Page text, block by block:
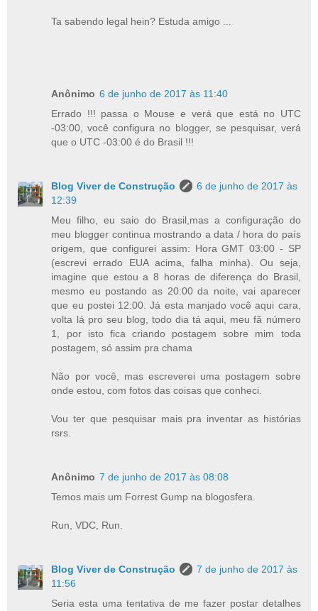
Ta sabendo legal hein? Estuda amigo ...
Anônimo 6 de junho de 2017 às 11:40
Errado !!! passa o Mouse e verá que está no UTC
-03:00, você configura no blogger, se pesquisar, verá
que o UTC -03:00 é do Brasil !!!
Blog Viver de Construção
6 de junho de 2017 às
12:39
Meu filho, eu saio do Brasil,mas a configuração do
meu blogger continua mostrando a data / hora do país
origem, que configurei assim: Hora GMT 03:00 - SP
(escrevi errado EUA acima, falha minha). Ou seja,
imagine que estou a 8 horas de diferença do Brasil,
mesmo eu postando as 20:00 da noite, vai aparecer
que eu postei 12:00. Já esta manjado você aqui cara,
volta lá pro seu blog, todo dia tá aqui, meu fã número
1, por isto fica criando postagem sobre mim toda
postagem, só assim pra chama
Não por você, mas escreverei uma postagem sobre
onde estou, com fotos das coisas que conheci.
Vou ter que pesquisar mais pra inventar as histórias
rsrs.
Anônimo 7 de junho de 2017 às 08:08
Temos mais um Forrest Gump na blogosfera.
Run, VDC, Run.
Blog Viver de Construção
7 de junho de 2017 às
11:56
Seria esta uma tentativa de me fazer postar detalhes